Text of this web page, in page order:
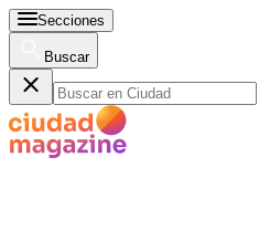
Secciones
Buscar